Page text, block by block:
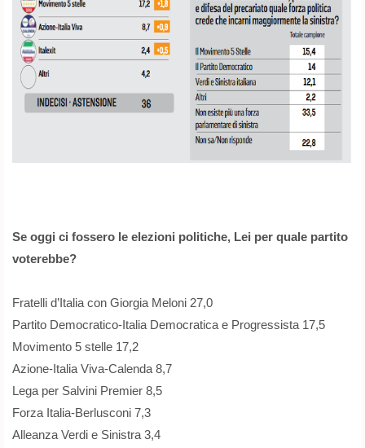
Se oggi ci fossero le elezioni politiche, Lei per quale partito
voterebbe?
Fratelli d’Italia con Giorgia Meloni 27,0
Partito Democratico-Italia Democratica e Progressista 17,5
Movimento 5 stelle 17,2
Azione-Italia Viva-Calenda 8,7
Lega per Salvini Premier 8,5
Forza Italia-Berlusconi 7,3
Alleanza Verdi e Sinistra 3,4